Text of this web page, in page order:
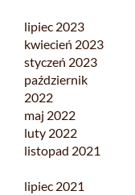
lipiec 2023
kwiecień 2023
styczeń 2023
październik
2022
maj 2022
luty 2022
listopad 2021
lipiec 2021